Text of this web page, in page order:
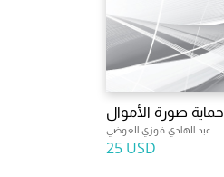
حماية صورة الأموال
عبد الهادي فوزي العوضي
25 USD